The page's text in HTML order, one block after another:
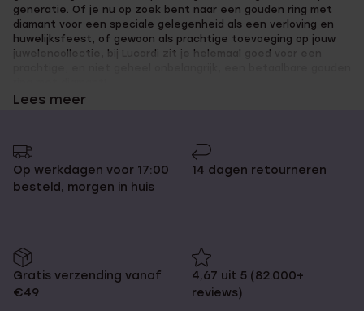
generatie. Of je nu op zoek bent naar een gouden ring met
diamant voor een speciale gelegenheid als een verloving en
huwelijksfeest, of gewoon als prachtige toevoeging op jouw
juwelencollectie, bij Lucardi zit je helemaal goed voor een
Gouden ring met diamant bij
Lucardi
met een schitterende steen? Al onze gouden ringen met
diamant zijn van topkwaliteit, maar ook betaalbaar. Je
ontvangt bij jouw ring met diamant namelijk altijd een
echtheidscertificaat, zodat je precies weet wat je hebt
Lees meer
Op werkdagen voor 17:00
besteld, morgen in huis
14 dagen retourneren
Gratis verzending vanaf
€49
4,67 uit 5 (82.000+
reviews)